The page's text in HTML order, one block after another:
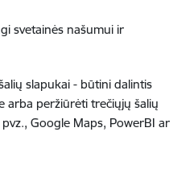
svetainės našumui ir
slapukai - būtini dalintis
arba peržiūrėti trečiųjų šalių
Google Maps, PowerBI ar